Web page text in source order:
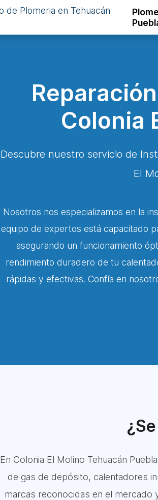
Colonia
Descubre nuestro servicio de
El
Nosotros nos especializamos en la
equipo de expertos está capacitado
asegurando un funcionamiento
rendimiento duradero de tu
rápidas y efectivas. Confía en
En Colonia El Molino Tehuacán
de gas de depósito, calentadores
marcas reconocidas en el mercado